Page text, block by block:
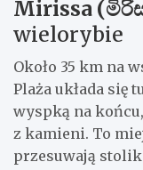
Mirissa
wielorybie
Około 35 km na
Plaża układa się
wyspką na
z kamieni. To
przesuwają